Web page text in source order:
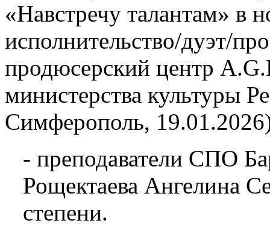
«Навстречу талантам» в
исполнительство/дуэт/
продюсерский центр
министерства культуры
Симферополь,
- преподаватели СПО
Рощектаева Ангелина
степени.